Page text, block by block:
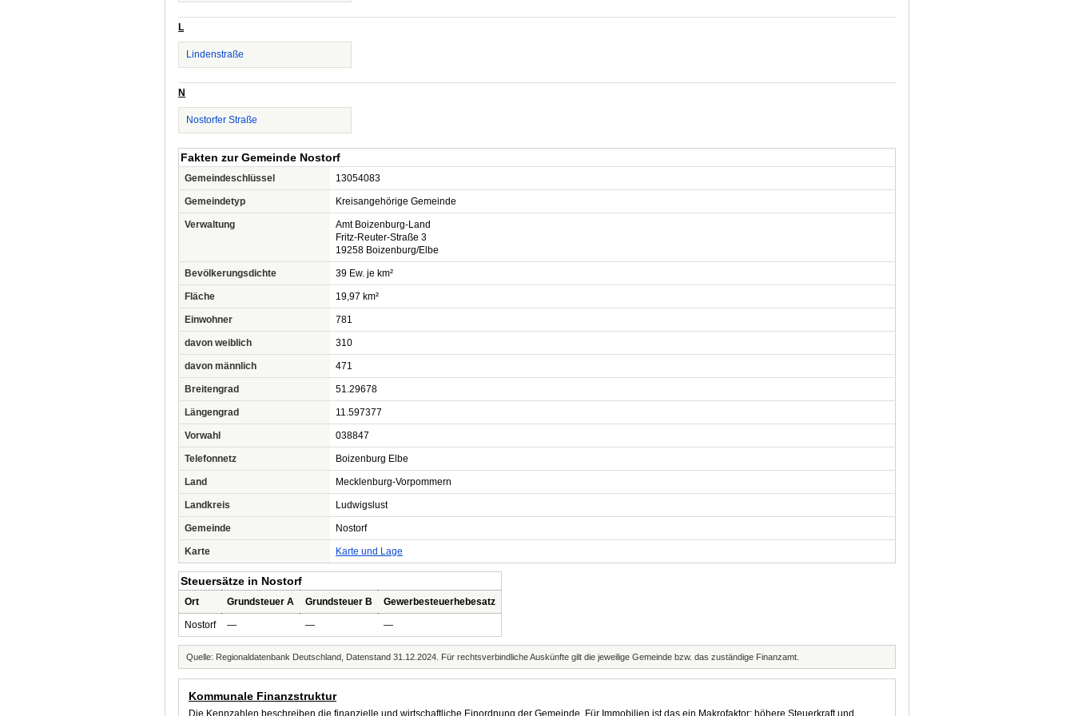
L
Lindenstraße
N
Nostorfer Straße
Fakten zur Gemeinde Nostorf
Gemeindeschlüssel 13054083
Gemeindetyp Kreisangehörige Gemeinde
Verwaltung
Amt Boizenburg-Land
Fritz-Reuter-Straße 3
19258 Boizenburg/Elbe
Bevölkerungsdichte 39 Ew. je km²
Fläche 19,97 km²
Einwohner 781
davon weiblich 310
davon männlich 471
Breitengrad 51.29678
Längengrad 11.597377
Vorwahl 038847
Telefonnetz Boizenburg Elbe
Land Mecklenburg-Vorpommern
Landkreis Ludwigslust
Gemeinde Nostorf
Karte Karte und Lage
Steuersätze in Nostorf
Ort Grundsteuer A Grundsteuer B Gewerbesteuerhebesatz
Nostorf — — —
Quelle: Regionaldatenbank Deutschland, Datenstand 31.12.2024. Für rechtsverbindliche Auskünfte gilt die jeweilige Gemeinde bzw. das zuständige Finanzamt.
Kommunale Finanzstruktur
Die Kennzahlen beschreiben die finanzielle und wirtschaftliche Einordnung der Gemeinde. Für Immobilien ist das ein Makrofaktor: höhere Steuerkraft und